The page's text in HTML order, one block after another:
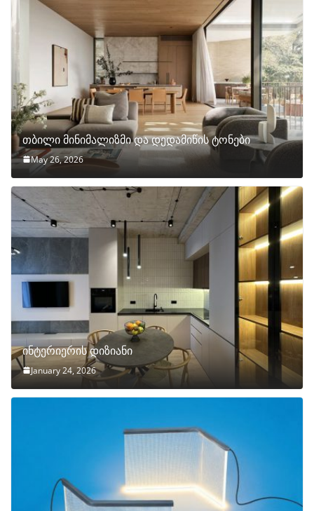
თბილი მინიმალიზმი და დედამიწის ტონები
May 26, 2026
ინტერიერის დიზიანი
January 24, 2026